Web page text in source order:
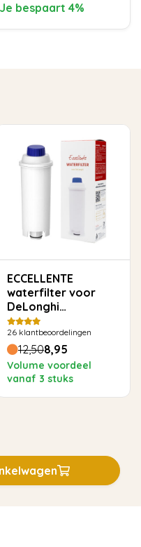
Je bespaart 4%
ECCELLENTE
waterfilter voor
DeLonghi
(DLSC002)
26 klantbeoordelingen
12,508,95
Volume voordeel
vanaf 3 stuks